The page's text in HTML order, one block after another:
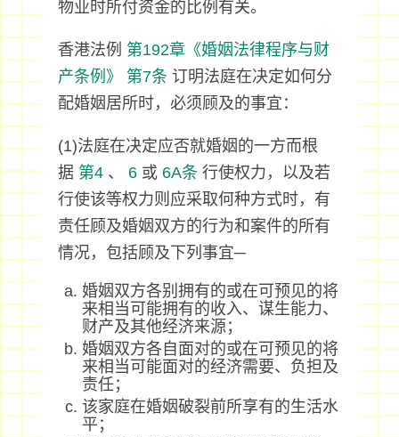
物业时所付资金的比例有关。
香港法例 第192章《婚姻法律程序与财
产条例》
第7条订明法庭在决定如何分
配婚姻居所时，必须顾及的事宜：
(1)法庭在决定应否就婚姻的一方而根
据 第4、 6或 6A条行使权力，以及若
行使该等权力则应采取何种方式时，有
责任顾及婚姻双方的行为和案件的所有
情况，包括顾及下列事宜─
婚姻双方各别拥有的或在可预见的将
来相当可能拥有的收入、谋生能力、
财产及其他经济来源；
婚姻双方各自面对的或在可预见的将
来相当可能面对的经济需要、负担及
责任；
该家庭在婚姻破裂前所享有的生活水
平；